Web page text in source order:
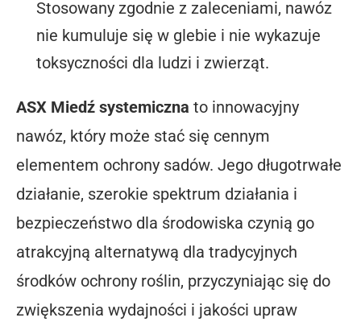
Stosowany zgodnie z zaleceniami, nawóz
nie kumuluje się w glebie i nie wykazuje
toksyczności dla ludzi i zwierząt.
ASX Miedź systemiczna to innowacyjny
nawóz, który może stać się cennym
elementem ochrony sadów. Jego długotrwałe
działanie, szerokie spektrum działania i
bezpieczeństwo dla środowiska czynią go
atrakcyjną alternatywą dla tradycyjnych
środków ochrony roślin, przyczyniając się do
zwiększenia wydajności i jakości upraw